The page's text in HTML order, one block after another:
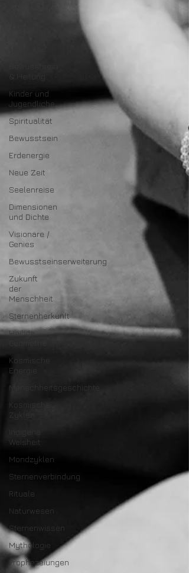
Kinder und
Jugendliche
Spiritualität
Bewusstsein
Erdenergie
Neue Zeit
Seelenreise
Dimensionen
und Dichte
Visionäre /
Genies
Bewusstseinserweiterung
Zukunft
der
Menschheit
Sternenherkunft
Heilige
Kosmische
Energie
Menschheitsgeschichte
Kosmische
Weisheit
Mondzyklen
Sternenverbindung
Rituale
Naturwesen
Sternenwissen
Mythologie
Prophezeiungen